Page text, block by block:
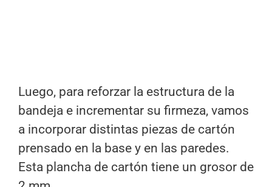
Luego, para reforzar la estructura de la
bandeja e incrementar su firmeza, vamos
a incorporar distintas piezas de cartón
prensado en la base y en las paredes.
Esta plancha de cartón tiene un grosor de